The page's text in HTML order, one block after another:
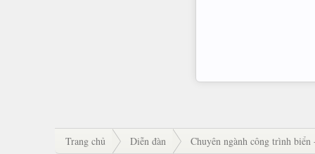
Trang chủ Diễn đàn Chuyên ngành công trình